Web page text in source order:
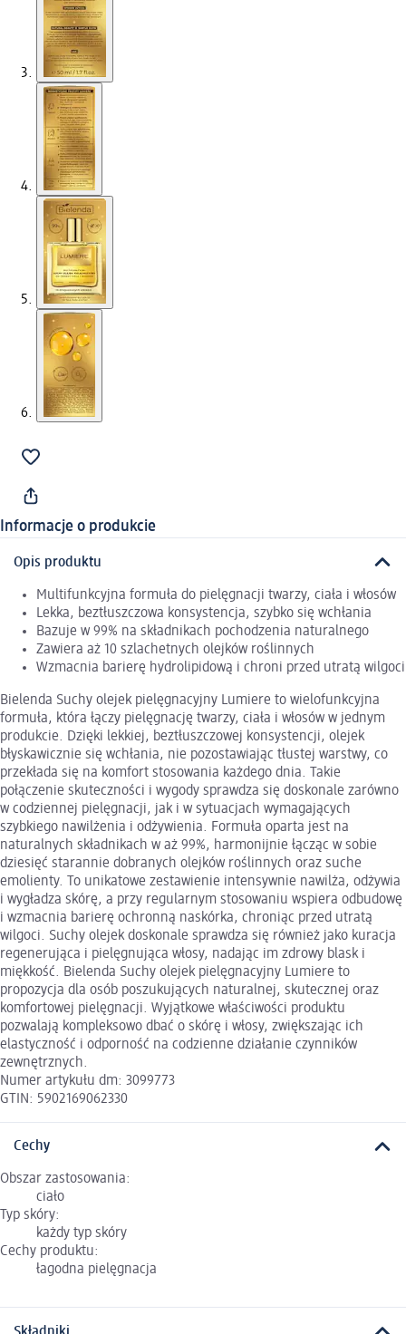
Informacje o produkcie
Opis produktu
Multifunkcyjna formuła do pielęgnacji twarzy, ciała i włosów
Lekka, beztłuszczowa konsystencja, szybko się wchłania
Bazuje w 99% na składnikach pochodzenia naturalnego
Zawiera aż 10 szlachetnych olejków roślinnych
Wzmacnia barierę hydrolipidową i chroni przed utratą wilgoci
Bielenda Suchy olejek pielęgnacyjny Lumiere to wielofunkcyjna
formuła, która łączy pielęgnację twarzy, ciała i włosów w jednym
produkcie. Dzięki lekkiej, beztłuszczowej konsystencji, olejek
błyskawicznie się wchłania, nie pozostawiając tłustej warstwy, co
przekłada się na komfort stosowania każdego dnia. Takie
połączenie skuteczności i wygody sprawdza się doskonale zarówno
w codziennej pielęgnacji, jak i w sytuacjach wymagających
szybkiego nawilżenia i odżywienia. Formuła oparta jest na
naturalnych składnikach w aż 99%, harmonijnie łącząc w sobie
dziesięć starannie dobranych olejków roślinnych oraz suche
emolienty. To unikatowe zestawienie intensywnie nawilża, odżywia
i wygładza skórę, a przy regularnym stosowaniu wspiera odbudowę
i wzmacnia barierę ochronną naskórka, chroniąc przed utratą
wilgoci. Suchy olejek doskonale sprawdza się również jako kuracja
regenerująca i pielęgnująca włosy, nadając im zdrowy blask i
miękkość. Bielenda Suchy olejek pielęgnacyjny Lumiere to
propozycja dla osób poszukujących naturalnej, skutecznej oraz
komfortowej pielęgnacji. Wyjątkowe właściwości produktu
pozwalają kompleksowo dbać o skórę i włosy, zwiększając ich
elastyczność i odporność na codzienne działanie czynników
zewnętrznych.
Numer artykułu dm: 3099773
GTIN: 5902169062330
Cechy
Obszar zastosowania:
ciało
Typ skóry:
każdy typ skóry
Cechy produktu:
łagodna pielęgnacja